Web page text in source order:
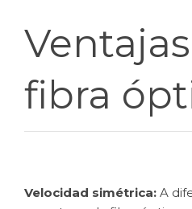
fibra
Velocidad simétrica: A